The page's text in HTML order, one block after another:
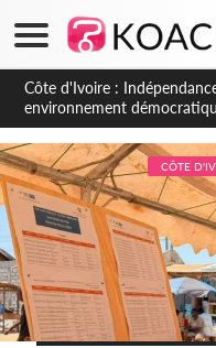
Côte d'Ivoire :
environnement
CÔTE